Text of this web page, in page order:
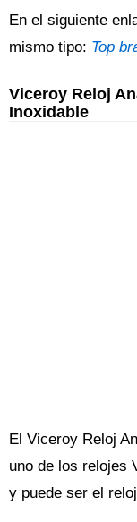
En el siguiente
mismo tipo: Top
Viceroy Reloj
Inoxidable
El Viceroy Reloj
uno de los relojes
y puede ser el